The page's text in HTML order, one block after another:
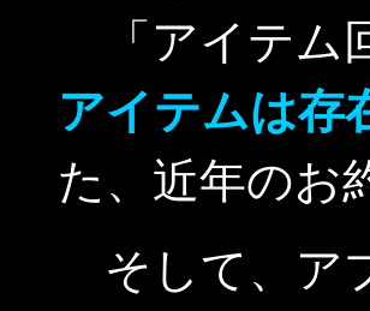
「アイテム
アイテムは存
た、近年のお
そして、ア